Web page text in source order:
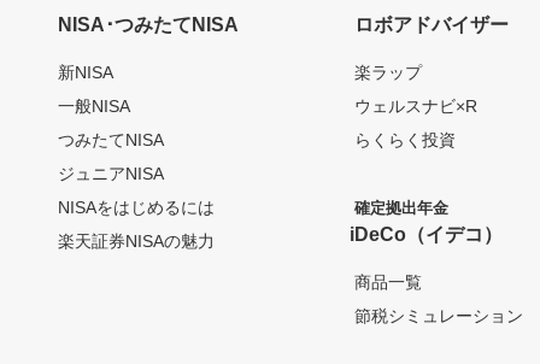
NISA･つみたてNISA
新NISA
一般NISA
つみたてNISA
ジュニアNISA
NISAをはじめるには
楽天証券NISAの魅力
ロボアドバイザー
楽ラップ
ウェルスナビ×R
らくらく投資
確定拠出年金
iDeCo（イデコ）
商品一覧
節税シミュレーション